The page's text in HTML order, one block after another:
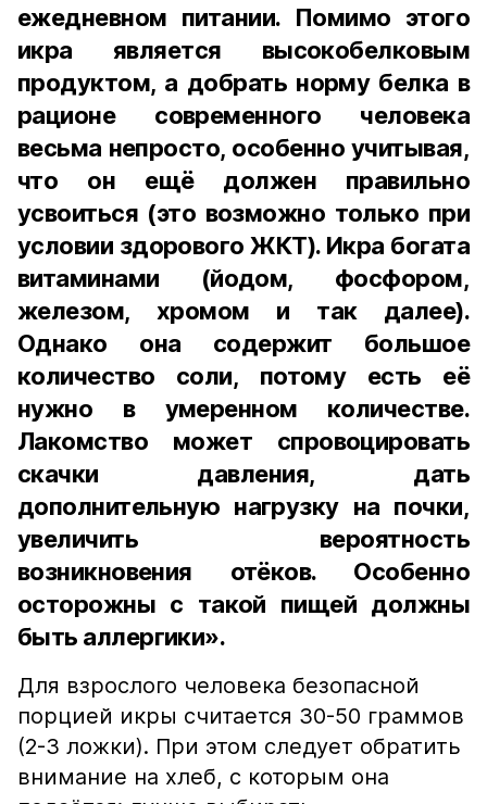
ежедневном питании. Помимо этого
икра является высокобелковым
продуктом, а добрать норму белка в
рационе современного человека
весьма непросто, особенно учитывая,
что он ещё должен правильно
усвоиться (это возможно только при
условии здорового ЖКТ). Икра богата
витаминами (йодом, фосфором,
железом, хромом и так далее).
Однако она содержит большое
количество соли, потому есть её
нужно в умеренном количестве.
Лакомство может спровоцировать
скачки давления, дать
дополнительную нагрузку на почки,
увеличить вероятность
возникновения отёков. Особенно
осторожны с такой пищей должны
быть аллергики».
Для взрослого человека безопасной
порцией икры считается 30-50 граммов
(2-3 ложки). При этом следует обратить
внимание на хлеб, с которым она